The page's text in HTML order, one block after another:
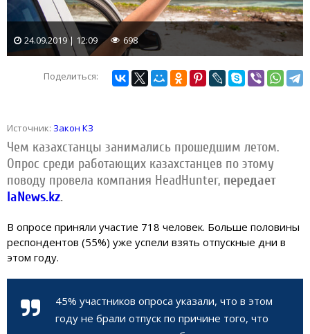
24.09.2019 | 12:09 698
Поделиться:
Источник: Закон КЗ
Чем казахстанцы занимались прошедшим летом.
Опрос среди работающих казахстанцев по этому
поводу провела компания HeadHunter, передает
IaNews.kz.
В опросе приняли участие 718 человек. Больше половины
респондентов (55%) уже успели взять отпускные дни в
этом году.
45% участников опроса указали, что в этом
году не брали отпуск по причине того, что